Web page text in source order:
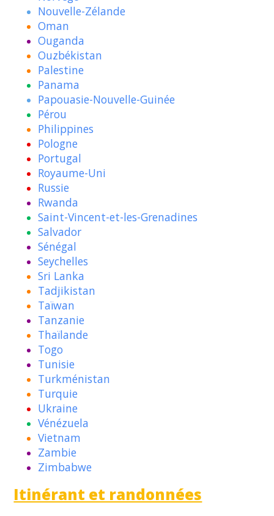
Nouvelle-Zélande
Oman
Ouganda
Ouzbékistan
Palestine
Panama
Papouasie-Nouvelle-Guinée
Pérou
Philippines
Pologne
Portugal
Royaume-Uni
Russie
Rwanda
Saint-Vincent-et-les-Grenadines
Salvador
Sénégal
Seychelles
Sri Lanka
Tadjikistan
Taïwan
Tanzanie
Thaïlande
Togo
Tunisie
Turkménistan
Turquie
Ukraine
Vénézuela
Vietnam
Zambie
Zimbabwe
Itinérant et randonnées